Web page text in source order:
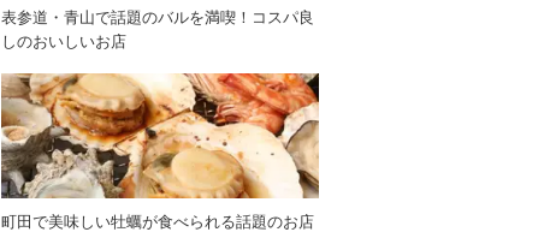
表参道・青山で話題のバルを満喫！コスパ良
しのおいしいお店
町田で美味しい牡蠣が食べられる話題のお店